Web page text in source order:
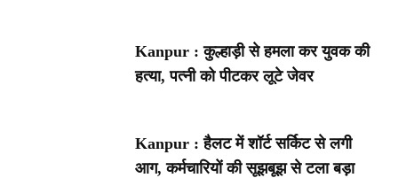
Kanpur : कुल्हाड़ी से हमला कर युवक की
हत्या, पत्नी को पीटकर लूटे जेवर
Kanpur : हैलट में शॉर्ट सर्किट से लगी
आग, कर्मचारियों की सूझबूझ से टला बड़ा